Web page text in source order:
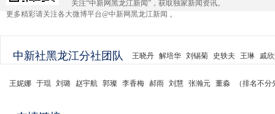
关注“中新网黑龙江新闻”，获取独家新闻资讯。
更多精彩请关注各大微博平台@中新网黑龙江新闻 。
中新社黑龙江分社团队 王晓丹 解培华 刘锡菊 史轶夫 王琳 戚
王妮娜 于琨 刘璐 赵宇航 郭璨 李香梅 郝雨 刘慧 张瀚元 董淼 （排名不